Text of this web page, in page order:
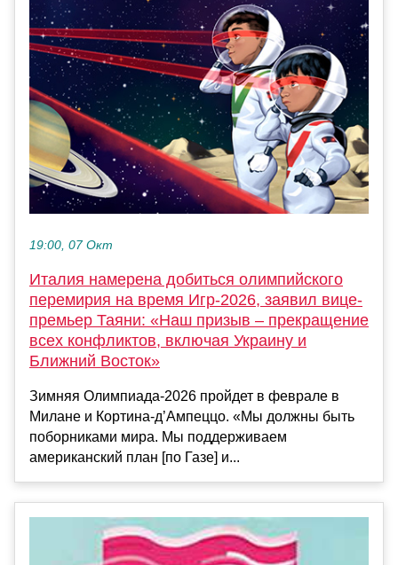
19:00, 07 Окт
Италия намерена добиться олимпийского
перемирия на время Игр-2026, заявил вице-
премьер Таяни: «Наш призыв – прекращение
всех конфликтов, включая Украину и
Ближний Восток»
Зимняя Олимпиада-2026 пройдет в феврале в
Милане и Кортина-д’Ампеццо. «Мы должны быть
поборниками мира. Мы поддерживаем
американский план [по Газе] и...